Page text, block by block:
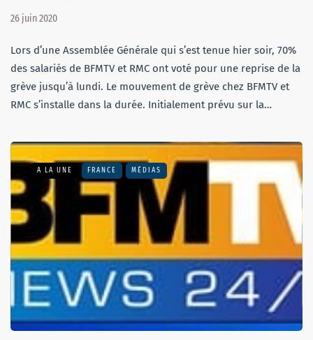
26 juin 2020
Lors d’une Assemblée Générale qui s’est tenue hier soir, 70%
des salariés de BFMTV et RMC ont voté pour une reprise de la
grève jusqu’à lundi. Le mouvement de grève chez BFMTV et
RMC s’installe dans la durée. Initialement prévu sur la…
A LA UNE FRANCE MÉDIAS